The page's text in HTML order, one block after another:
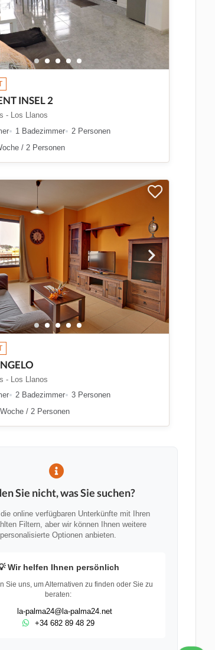
INSEL 2
- Los Llanos
1 Badezimmer
2 Personen
/ 2 Personen
- Los Llanos
2 Badezimmer
3 Personen
Woche / 2 Personen
Sie nicht, was Sie suchen?
online verfügbaren Unterkünfte mit Ihren
Filtern, aber wir können Ihnen weitere
personalisierte Optionen anbieten.
Wir helfen Ihnen persönlich
Sie uns, um Alternativen zu finden oder Sie zu
beraten:
la-palma24@la-palma24.net
+34 682 89 48 29